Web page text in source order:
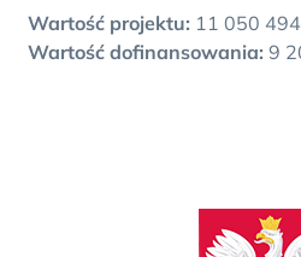
Wartość projektu: 11 050
Wartość dofinansowania: 9